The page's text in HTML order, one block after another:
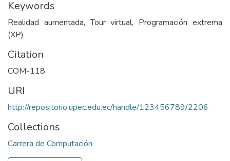
Keywords
Realidad aumentada, Tour virtual, Programación extrema
(XP)
Citation
COM-118
URI
http://repositorio.upec.edu.ec/handle/123456789/2206
Collections
Carrera de Computación